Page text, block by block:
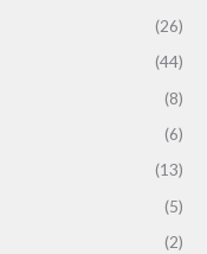
(26)
(44)
(8)
(6)
(13)
(5)
(2)